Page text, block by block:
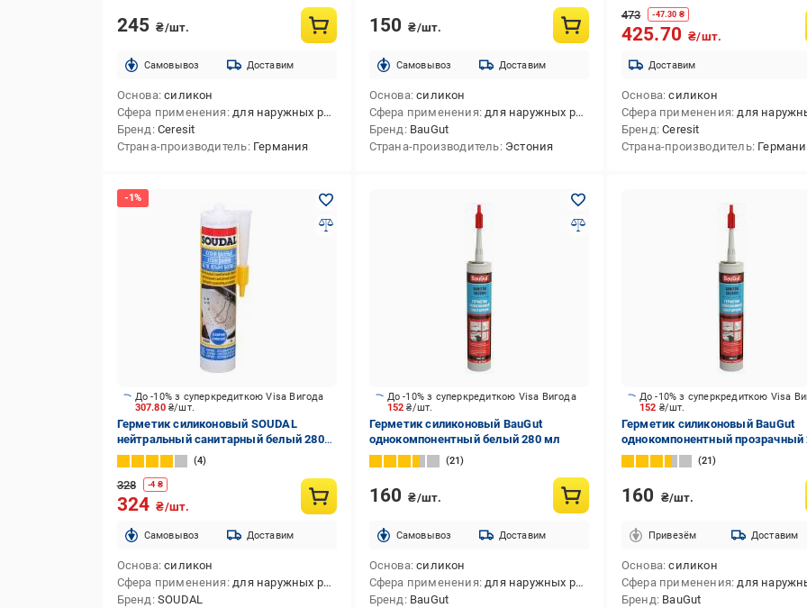
245 ₴/шт.
Cамовывоз Доставим
Основа силикон
Сфера применения для наружных работ,для внутренних работ,для внутренних и наружных работ
Бренд Ceresit
Страна-производитель Германия
150 ₴/шт.
Cамовывоз Доставим
Основа силикон
Сфера применения для наружных работ,для внутренних работ,для внутренних и наружных работ
Бренд BauGut
Страна-производитель Эстония
473 -47.30 ₴
425.70 ₴/шт.
Доставим
Основа силикон
Сфера применения для наружных работ,для внутренних работ,для
Бренд Ceresit
Страна-производитель
307.80 ₴/шт.
До -10% з суперкредиткою Visa Вигода
Герметик силиконовый SOUDAL
нейтральный санитарный белый 280
мл
4
328 -4 ₴
324 ₴/шт.
Cамовывоз Доставим
Основа силикон
Сфера применения для наружных работ,для внутренних работ,для внутренних и наружных работ
Бренд SOUDAL
152₴/шт.
До -10% з суперкредиткою Visa Вигода
Герметик силиконовый BauGut
однокомпонентный белый 280 мл
21
160 ₴/шт.
Cамовывоз Доставим
Основа силикон
Сфера применения для наружных работ,для внутренних работ,для внутренних и наружных работ
Бренд BauGut
152 ₴/шт.
До -10% з суперкредиткою Visa
Герметик силиконовый BauGut
однокомпонентный прозрачный
мл
21
160 ₴/шт.
Привезём Доставим
Основа силикон
Сфера применения для наружных работ,для внутренних работ,для
Бренд BauGut